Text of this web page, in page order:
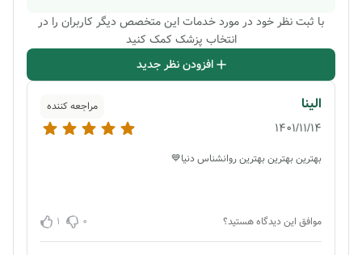
با ثبت نظر خود در مورد خدمات این متخصص دیگر کاربران را در
انتخاب پزشک کمک کنید
افزودن نظر جدید
الینا مراجعه کننده
1401/11/14
بهترین بهترین بهترین روانشناس دنیا💙
موافق این دیدگاه هستید؟ 0
1